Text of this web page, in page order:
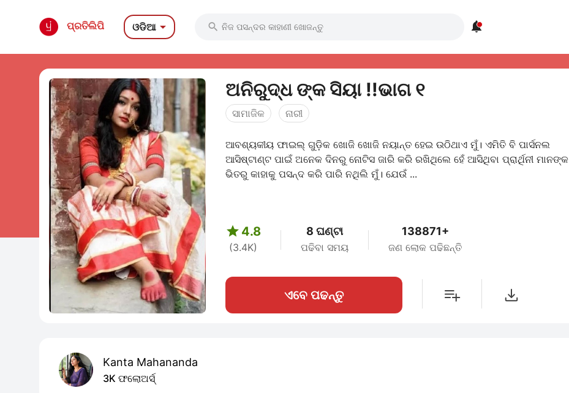
ପ୍ରତିଲିପି ଓଡିଆ  
ଅନିରୁଦ୍ଧ ଙ୍କ ସିୟା !!ଭାଗ ୧
ସାମାଜିକ ନାରୀ
ଆବଶ୍ୟକୀୟ ଫାଇଲ୍ ଗୁଡ଼ିକ ଖୋଜି ଖୋଜି ନୟାନ୍ତ ହେଇ ଉଠିଥାଏ ମୁଁ। ଏମିତି ବି ପାର୍ସନଲ
ଆସିଷ୍ଟାଣ୍ଟ ପାଇଁ ଅନେକ ଦିନରୁ ନୋଟିସ ଜାରି କରି ରଖିଥିଲେ ହେଁ ଆସିଥିବା ପ୍ରାର୍ଥିନୀ ମାନଙ୍କ
ଭିତରୁ କାହାକୁ ପସନ୍ଦ କରି ପାରି ନଥିଲି ମୁଁ। ଯେଉଁ ...
 4.8
(3.4K)
8 ଘଣ୍ଟା
ପଢିବା ସମୟ
138871+
ଜଣ ଲୋକ ପଢିଛନ୍ତି
ଏବେ ପଢନ୍ତୁ
Kanta Mahananda
3K ଫଲୋଅର୍ସ୍